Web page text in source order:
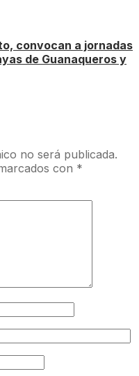
convocan a jornadas
de Guanaqueros y
no será publicada.
con *